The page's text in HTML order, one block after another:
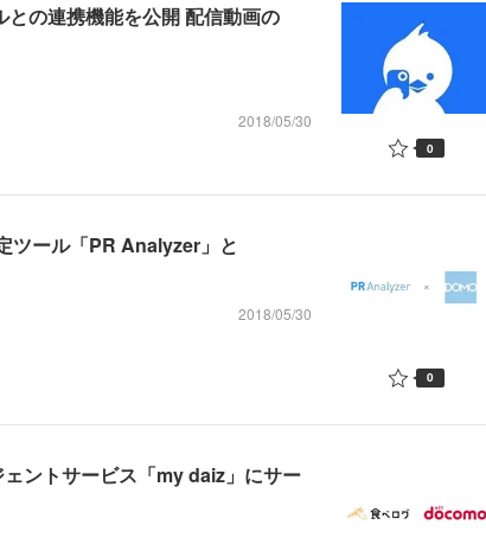
の連携機能を公開 配信動画の
2018/05/30
0
ツール「PR Analyzer」と
2018/05/30
0
ントサービス「my daiz」にサー